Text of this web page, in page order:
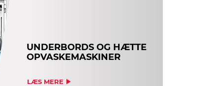
UNDERBORDS OG HÆTTE
OPVASKEMASKINER
LÆS MERE